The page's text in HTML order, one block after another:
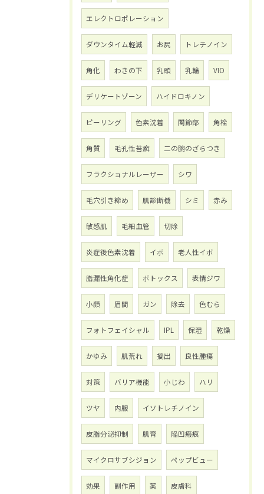
エレクトロポレーション
ダウンタイム軽減 お尻 トレチノイン
角化 わきの下 乳頭 乳輪 VIO
デリケートゾーン ハイドロキノン
ピーリング 色素沈着 関節部 角栓
角質 毛孔性苔癬 二の腕のざらつき
フラクショナルレーザー シワ
毛穴引き締め 肌診断機 シミ 赤み
敏感肌 毛細血管 切除
炎症後色素沈着 イボ 老人性イボ
脂漏性角化症 ボトックス 表情ジワ
小顔 眉間 ガン 除去 色むら
フォトフェイシャル IPL 保湿 乾燥
かゆみ 肌荒れ 摘出 良性腫瘍
対策 バリア機能 小じわ ハリ
ツヤ 内服 イソトレチノイン
皮脂分泌抑制 肌育 陥凹瘢痕
マイクロサブシジョン ペップビュー
効果 副作用 薬 皮膚科